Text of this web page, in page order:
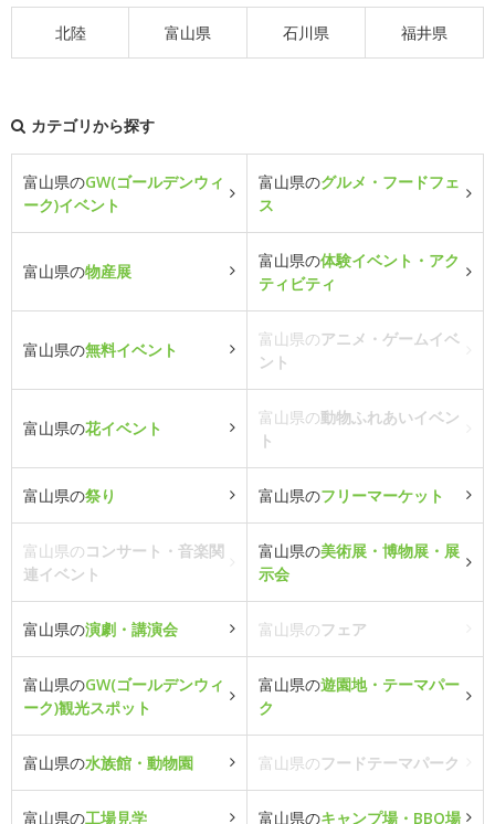
北陸 富山県 石川県 福井県
カテゴリから探す
富山県のGW(ゴールデンウィ
ーク)イベント
富山県のグルメ・フードフェ
ス
富山県の物産展
富山県の体験イベント・アク
ティビティ
富山県の無料イベント
富山県のアニメ・ゲームイベ
ント
富山県の花イベント
富山県の動物ふれあいイベン
ト
富山県の祭り 富山県のフリーマーケット
富山県のコンサート・音楽関
連イベント
富山県の美術展・博物展・展
示会
富山県の演劇・講演会 富山県のフェア
富山県のGW(ゴールデンウィ
ーク)観光スポット
富山県の遊園地・テーマパー
ク
富山県の水族館・動物園 富山県のフードテーマパーク
富山県の工場見学 富山県のキャンプ場・BBQ場